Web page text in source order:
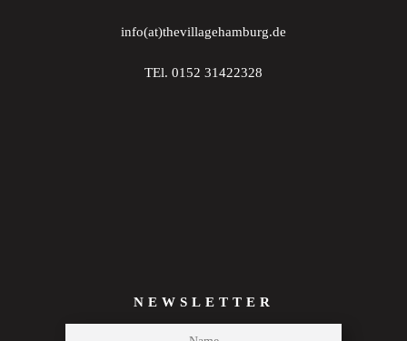
info(at)thevillagehamburg.de
TEl. 0152 31422328
NEWSLETTER